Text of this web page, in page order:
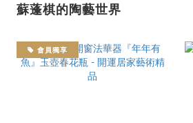
蘇蓬棋的陶藝世界
會員獨享